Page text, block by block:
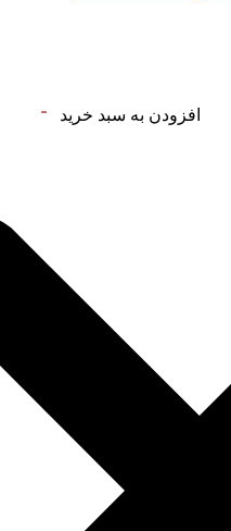
افزودن به سبد خرید